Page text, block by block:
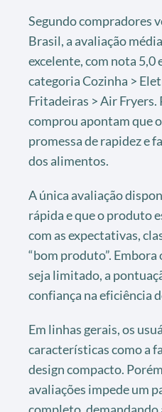
Segundo compradores
Brasil, a avaliação
excelente, com nota 5,0
categoria Cozinha >
Fritadeiras > Air Fryers.
comprou apontam que
promessa de rapidez e
dos alimentos.
A única avaliação
rápida e que o produto
com as expectativas,
“bom produto”.
seja limitado, a
confiança na eficiência
Em linhas gerais, os
características como a
design compacto.
avaliações impede um